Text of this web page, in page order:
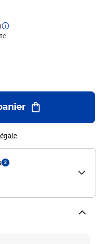
disponibles: 6mm 8mm,
2